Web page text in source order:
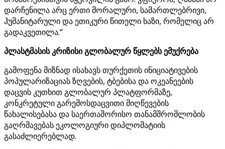
დარჩენილა არც ერთი მორალური, სამართლებრივი,
ჰუმანიტარული და ეთიკური წითელი ხაზი, რომელიც არ
გადაკვეთილა.“
პლასტმასის კრიზისი გლობალურ წყლებს ემუქრება
გამოფენა მიზნად ისახავს თურქეთის ინიციატივების
პოპულარიზაციას ზღვების, ტბებისა და ოკეანეების
დაცვის კუთხით გლობალურ პლატფორმაზე,
კონკრეტული გარემოსდაცვითი მიღწევების
წახალისებასა და საერთაშორისო თანამშრომლობის
გაღრმავებას ეკოლოგიური დიპლომატიის
გასაძლიერებლად.